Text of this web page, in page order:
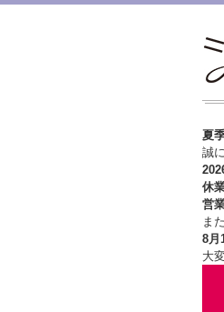
夏
誠
休
営
また
8月
大